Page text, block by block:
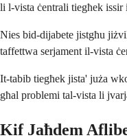
li l-vista ċentrali tiegħek
Nies bid-dijabete jistgħu
taffettwa serjament il-vista
It-tabib tiegħek jista' juża
għal problemi tal-vista li
Kif Jaħdem